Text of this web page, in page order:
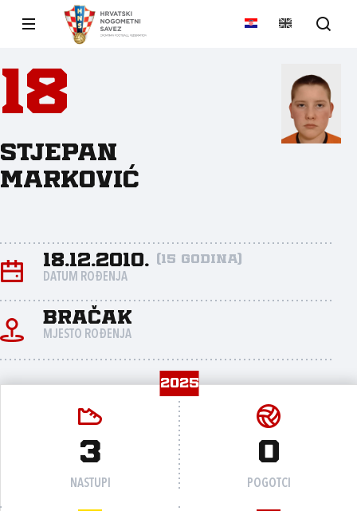
18
Stjepan
Marković
18.12.2010. (15 godina)
DATUM ROĐENJA
Bračak
MJESTO ROĐENJA
2025
3
NASTUPI
0
POGOTCI